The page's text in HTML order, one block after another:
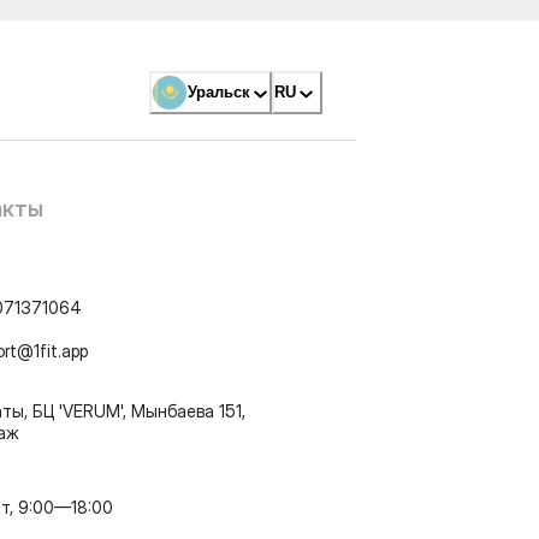
Уральск RU
БЦ 'VERUM', Мынбаева 151,
9:00—18:00